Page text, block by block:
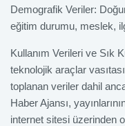
Demografik Veriler:
eğitim durumu, meslek,
Kullanım Verileri ve Sık
teknolojik araçlar
toplanan veriler dahil
Haber Ajansı,
internet sitesi üzerinden